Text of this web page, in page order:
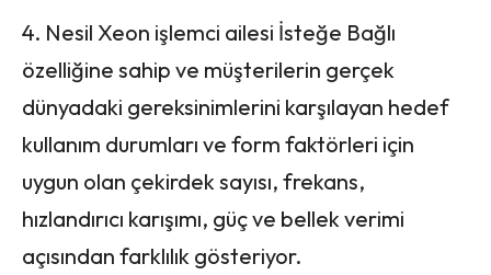
4. Nesil Xeon işlemci ailesi İsteğe Bağlı
özelliğine sahip ve müşterilerin gerçek
dünyadaki gereksinimlerini karşılayan hedef
kullanım durumları ve form faktörleri için
uygun olan çekirdek sayısı, frekans,
hızlandırıcı karışımı, güç ve bellek verimi
açısından farklılık gösteriyor.